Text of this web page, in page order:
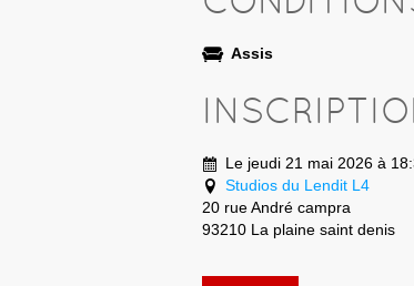
Assis
Le jeudi 21 mai 2026 à
Studios du Lendit L4
20 rue André campra
93210 La plaine saint denis